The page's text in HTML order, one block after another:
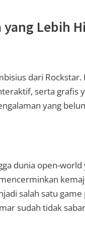
yang Lebih
dari Rockstar.
serta grafis
yang
dunia open-
salah satu
sudah tidak